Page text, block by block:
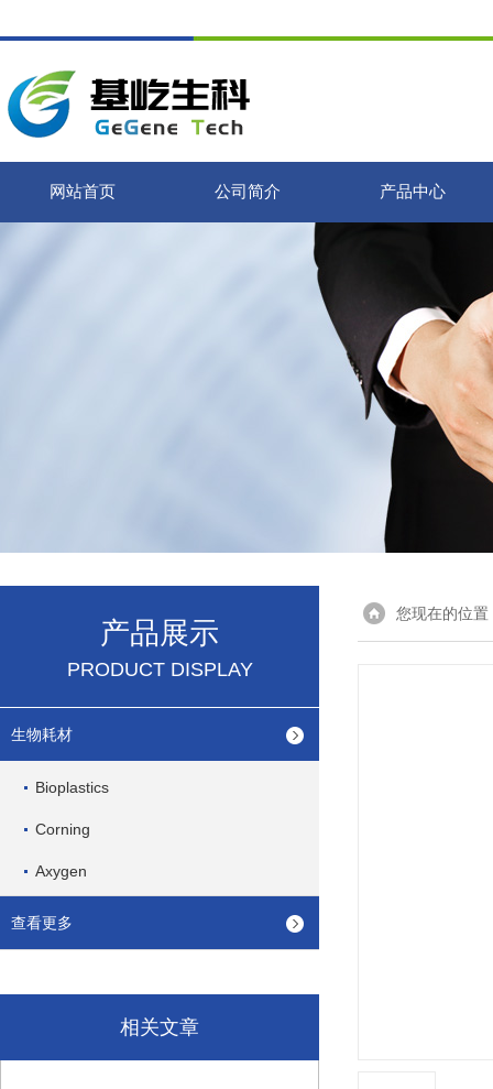
网站首页 公司简介 产品中心
产品展示
PRODUCT DISPLAY
生物耗材
Bioplastics
Corning
Axygen
查看更多
相关文章
您现在的位置